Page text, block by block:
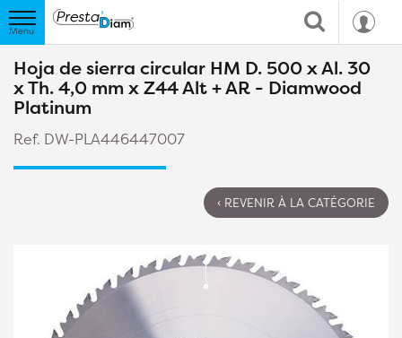
Hoja de sierra circular HM D. 500 x Al. 30
x Th. 4,0 mm x Z44 Alt + AR - Diamwood
Platinum
Ref. DW-PLA446447007
‹ REVENIR À LA CATÉGORIE